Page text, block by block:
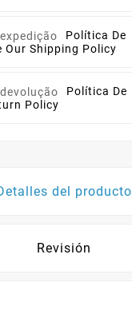
Política De
Our Shipping Policy
Política De
Policy
del producto
Revisión